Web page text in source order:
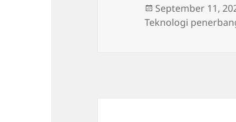
Posted
on
September 11,
Teknologi